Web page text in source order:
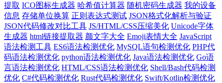
提取 ICO图标生成器 哈希值计算器 随机密码生成器 我的设备
信息 存储单位换算 正则表达式测试 JSON格式化解析与验证
JSON代码修改对比工具 JS/HTML/CSS压缩美化 Unicode字体
生成器 html链接提取器 颜文字大全 Emoji表情大全 JavaScript
语法检测工具 ES6语法检测优化 MySQL语句检测优化 PHP代
码语法检测优化 python语法检测优化 Java语法检测优化 Go语
言语法检测优化 HTML/CSS语法检测优化 Shell/Bash代码检测
优化 C#代码检测优化 Rust代码检测优化 Swift/Kotlin检测优化